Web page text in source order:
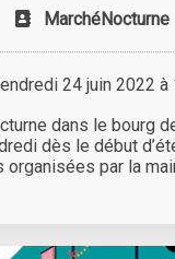
MarchéNocturne
24 juin 2022 à
dans le bourg
dès le début
organisées par la